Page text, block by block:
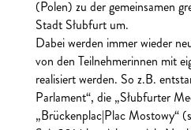
(Polen) zu der gemeinsamen
Stadt Słubfurt um.
Dabei werden immer wieder
von den Teilnehmerinnen mit
realisiert werden. So z.B.
Parlament“, die „Słubfurter
„Brückenplac|Plac Mostowy“